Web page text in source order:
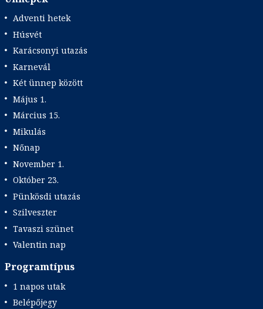
Adventi hetek
Húsvét
Karácsonyi utazás
Karnevál
Két ünnep között
Május 1.
Március 15.
Mikulás
Nőnap
November 1.
Október 23.
Pünkösdi utazás
Szilveszter
Tavaszi szünet
Valentin nap
Programtípus
1 napos utak
Belépőjegy